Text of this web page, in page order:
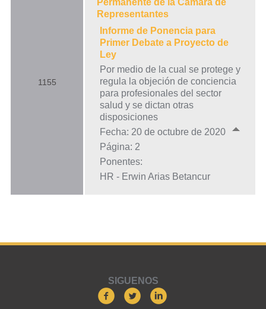
1155
Permanente de la Cámara de
Representantes
Informe de Ponencia para
Primer Debate a Proyecto de
Ley
Por medio de la cual se protege y
regula la objeción de conciencia
para profesionales del sector
salud y se dictan otras
disposiciones
Fecha: 20 de octubre de 2020
Página: 2
Ponentes:
HR - Erwin Arias Betancur
SIGUENOS